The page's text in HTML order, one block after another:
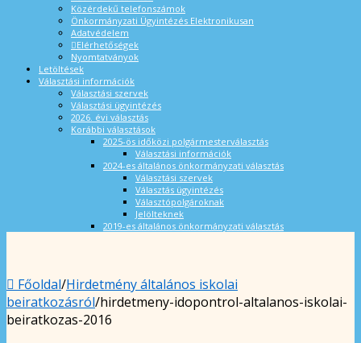
Közérdekű telefonszámok
Önkormányzati Ügyintézés Elektronikusan
Adatvédelem
Elérhetőségek
Nyomtatványok
Letöltések
Választási információk
Választási szervek
Választási ügyintézés
2026. évi választás
Korábbi választások
2025-ös időközi polgármesterválasztás
Választási információk
2024-es általános önkormányzati választás
Választási szervek
Választás ügyintézés
Választópolgároknak
Jelölteknek
2019-es általános önkormányzati választás
Főoldal/Hirdetmény általános iskolai
beiratkozásról/hirdetmeny-idopontrol-altalanos-iskolai-
beiratkozas-2016